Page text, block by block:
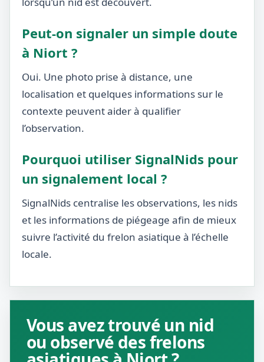
Peut-on signaler un simple doute
à Niort ?
Oui. Une photo prise à distance, une
localisation et quelques informations sur le
contexte peuvent aider à qualifier
l’observation.
Pourquoi utiliser SignalNids pour
un signalement local ?
SignalNids centralise les observations, les nids
et les informations de piégeage afin de mieux
suivre l’activité du frelon asiatique à l’échelle
locale.
Vous avez trouvé un nid
ou observé des frelons